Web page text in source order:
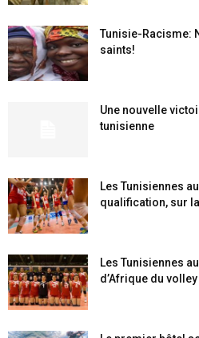
Tunisie-Racisme:
saints!
Une nouvelle
tunisienne
Les Tunisiennes
qualification, sur
Les Tunisiennes
d’Afrique du volley